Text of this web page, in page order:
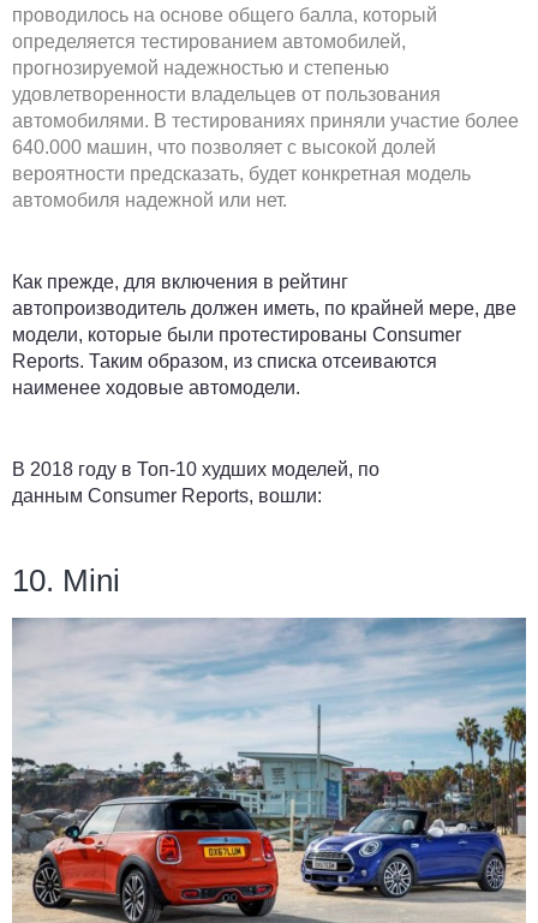
проводилось на основе общего балла, который
определяется тестированием автомобилей,
прогнозируемой надежностью и степенью
удовлетворенности владельцев от пользования
автомобилями. В тестированиях приняли участие более
640.000 машин, что позволяет с высокой долей
вероятности предсказать, будет конкретная модель
автомобиля надежной или нет.
Как прежде, для включения в рейтинг
автопроизводитель должен иметь, по крайней мере, две
модели, которые были протестированы Consumer
Reports. Таким образом, из списка отсеиваются
наименее ходовые автомодели.
В 2018 году в Топ-10 худших моделей, по
данным Consumer Reports, вошли:
10. Mini